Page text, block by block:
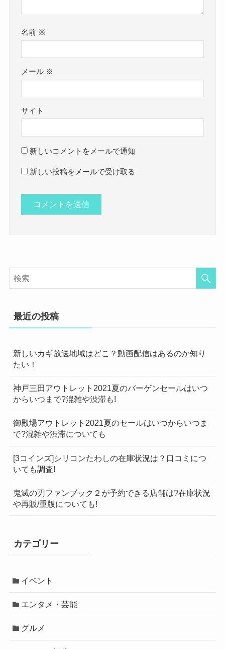
名前 ※
メール ※
サイト
新しいコメントをメールで通知
新しい投稿をメールで受け取る
最近の投稿
新しいカギ放送地域はどこ？動画配信はあるのか知り
たい！
神戸三田アウトレット2021夏のバーゲンセールはいつ
からいつまで?混雑や渋滞も!
御殿場アウトレット2021夏のセールはいつからいつま
で?混雑や渋滞についても
[3コインズ]シリコンたわしの在庫状況は？口コミにつ
いても調査!
鬼滅の刃ファンブック２が予約できる店舗は?在庫状況
や再販/重版についても!
カテゴリー
イベント
エンタメ・芸能
グルメ